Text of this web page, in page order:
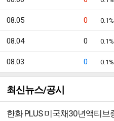
08.05 0 0.1%
08.04 0 0.1%
08.03 0 0.1%
최신뉴스/공시